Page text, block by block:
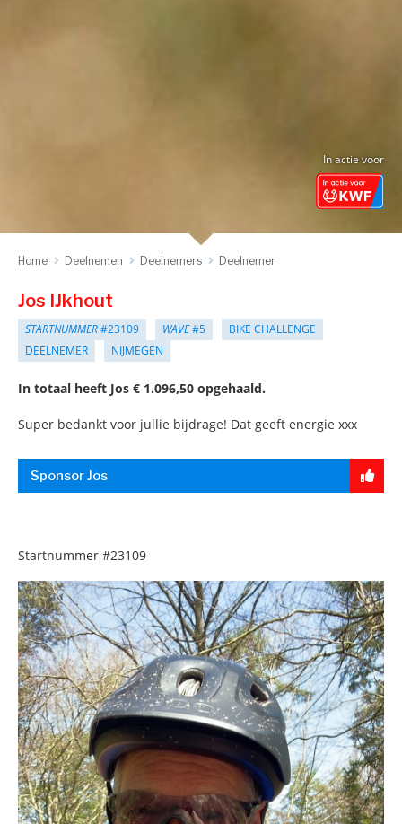
In actie voor
Home Deelnemen Deelnemers Deelnemer
Jos IJkhout
STARTNUMMER#23109 WAVE#5
BIKE CHALLENGE
DEELNEMER
NIJMEGEN
In totaal heeft Jos € 1.096,50 opgehaald.
Super bedankt voor jullie bijdrage! Dat geeft energie xxx
Sponsor Jos
Startnummer #23109